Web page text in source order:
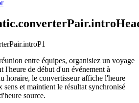
entre équipes, organisiez un voyage
l'heure de début d'un événement à
horaire, le convertisseur affiche l'heure
sens et maintient le résultat synchronisé
source.